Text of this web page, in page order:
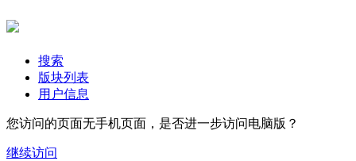
搜索
版块列表
用户信息
您访问的页面无手机页面，是否进一步访问电脑版？
继续访问